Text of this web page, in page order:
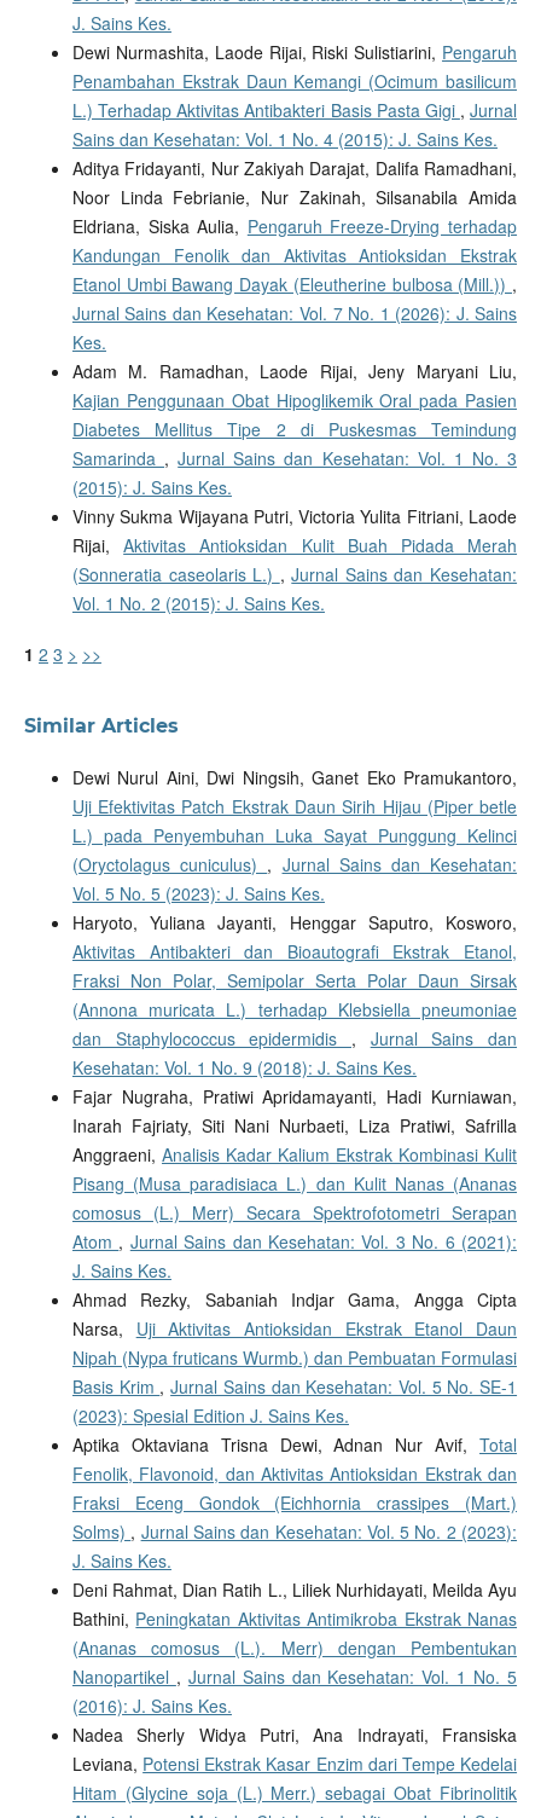
J. Sains Kes.
Dewi Nurmashita, Laode Rijai, Riski Sulistiarini, Pengaruh
Penambahan Ekstrak Daun Kemangi (Ocimum basilicum
L.) Terhadap Aktivitas Antibakteri Basis Pasta Gigi ,Jurnal
Sains dan Kesehatan: Vol. 1 No. 4 (2015): J. Sains Kes.
Aditya Fridayanti, Nur Zakiyah Darajat, Dalifa Ramadhani,
Noor Linda Febrianie, Nur Zakinah, Silsanabila Amida
Eldriana, Siska Aulia, Pengaruh Freeze-Drying terhadap
Kandungan Fenolik dan Aktivitas Antioksidan Ekstrak
Etanol Umbi Bawang Dayak (Eleutherine bulbosa (Mill.)) ,
Jurnal Sains dan Kesehatan: Vol. 7 No. 1 (2026): J. Sains
Kes.
Adam M. Ramadhan, Laode Rijai, Jeny Maryani Liu,
Kajian Penggunaan Obat Hipoglikemik Oral pada Pasien
Diabetes Mellitus Tipe 2 di Puskesmas Temindung
Samarinda ,Jurnal Sains dan Kesehatan: Vol. 1 No. 3
(2015): J. Sains Kes.
Vinny Sukma Wijayana Putri, Victoria Yulita Fitriani, Laode
Rijai,Aktivitas Antioksidan Kulit Buah Pidada Merah
(Sonneratia caseolaris L.) ,Jurnal Sains dan Kesehatan:
Vol. 1 No. 2 (2015): J. Sains Kes.
1 2 3 > >>
Similar Articles
Dewi Nurul Aini, Dwi Ningsih, Ganet Eko Pramukantoro,
Uji Efektivitas Patch Ekstrak Daun Sirih Hijau (Piper betle
L.) pada Penyembuhan Luka Sayat Punggung Kelinci
(Oryctolagus cuniculus) , Jurnal Sains dan Kesehatan:
Vol. 5 No. 5 (2023): J. Sains Kes.
Haryoto, Yuliana Jayanti, Henggar Saputro, Kosworo,
Aktivitas Antibakteri dan Bioautografi Ekstrak Etanol,
Fraksi Non Polar, Semipolar Serta Polar Daun Sirsak
(Annona muricata L.) terhadap Klebsiella pneumoniae
dan Staphylococcus epidermidis , Jurnal Sains dan
Kesehatan: Vol. 1 No. 9 (2018): J. Sains Kes.
Fajar Nugraha, Pratiwi Apridamayanti, Hadi Kurniawan,
Inarah Fajriaty, Siti Nani Nurbaeti, Liza Pratiwi, Safrilla
Anggraeni, Analisis Kadar Kalium Ekstrak Kombinasi Kulit
Pisang (Musa paradisiaca L.) dan Kulit Nanas (Ananas
comosus (L.) Merr) Secara Spektrofotometri Serapan
Atom , Jurnal Sains dan Kesehatan: Vol. 3 No. 6 (2021):
J. Sains Kes.
Ahmad Rezky, Sabaniah Indjar Gama, Angga Cipta
Narsa, Uji Aktivitas Antioksidan Ekstrak Etanol Daun
Nipah (Nypa fruticans Wurmb.) dan Pembuatan Formulasi
Basis Krim ,Jurnal Sains dan Kesehatan: Vol. 5 No. SE-1
(2023): Spesial Edition J. Sains Kes.
Aptika Oktaviana Trisna Dewi, Adnan Nur Avif,Total
Fenolik, Flavonoid, dan Aktivitas Antioksidan Ekstrak dan
Fraksi Eceng Gondok (Eichhornia crassipes (Mart.)
Solms) , Jurnal Sains dan Kesehatan: Vol. 5 No. 2 (2023):
J. Sains Kes.
Deni Rahmat, Dian Ratih L., Liliek Nurhidayati, Meilda Ayu
Bathini, Peningkatan Aktivitas Antimikroba Ekstrak Nanas
(Ananas comosus (L.). Merr) dengan Pembentukan
Nanopartikel , Jurnal Sains dan Kesehatan: Vol. 1 No. 5
(2016): J. Sains Kes.
Nadea Sherly Widya Putri, Ana Indrayati, Fransiska
Leviana, Potensi Ekstrak Kasar Enzim dari Tempe Kedelai
Hitam (Glycine soja (L.) Merr.) sebagai Obat Fibrinolitik